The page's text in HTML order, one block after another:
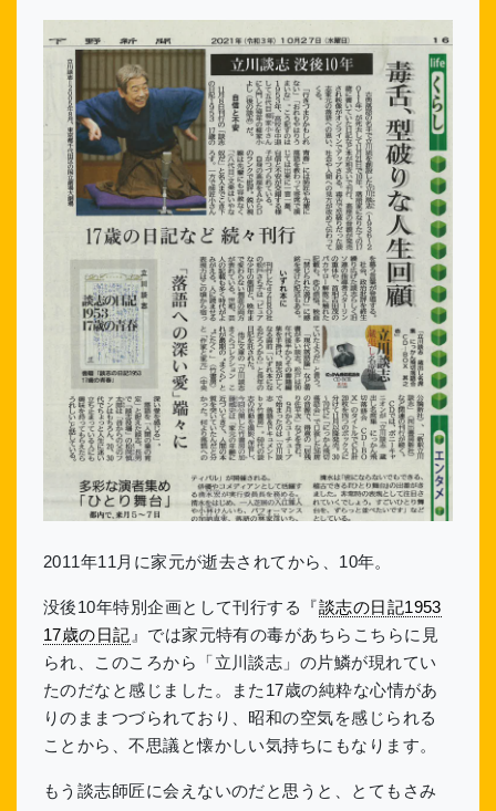
2011年11月に家元が逝去されてから、10年。
没後10年特別企画として刊行する『談志の日記1953
17歳の日記 』では家元特有の毒があちらこちらに見
られ、このころから「立川談志」の片鱗が現れてい
たのだなと感じました。また17歳の純粋な心情があ
りのままつづられており、昭和の空気を感じられる
ことから、不思議と懐かしい気持ちにもなります。
もう談志師匠に会えないのだと思うと、とてもさみ